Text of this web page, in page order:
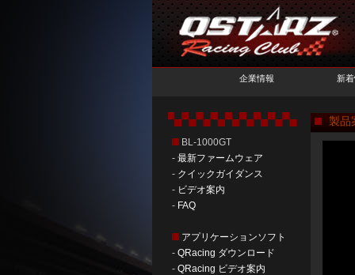
企業情報 新
製品
BL-1000GT
- 最新ファームウェア
- クイックガイダンス
- ビデオ案内
- FAQ
アプリケーションソフト
- QRacing ダウンロード
- QRacing ビデオ案内